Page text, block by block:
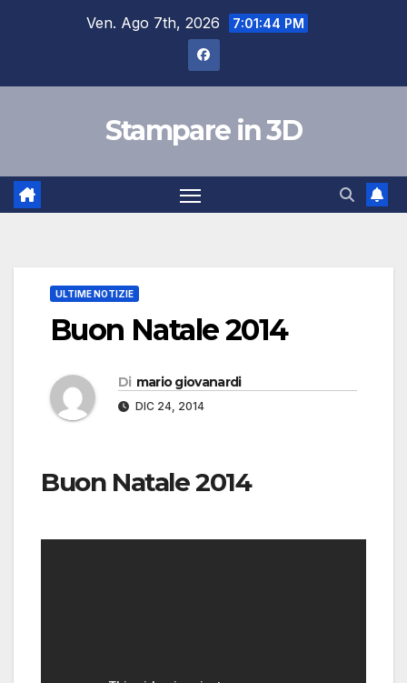
Ven. Ago 7th, 2026 7:01:44 PM
Stampare in 3D
ULTIME NOTIZIE
Buon Natale 2014
Di mario giovanardi
DIC 24, 2014
Buon Natale 2014